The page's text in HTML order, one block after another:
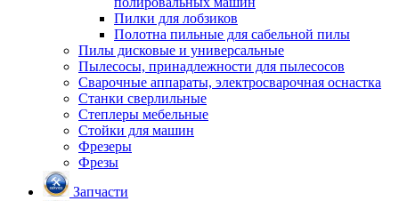
Пилки для лобзиков
Полотна пильные для сабельной пилы
Пилы дисковые и универсальные
Пылесосы, принадлежности для пылесосов
Сварочные аппараты, электросварочная оснастка
Станки сверлильные
Степлеры мебельные
Стойки для машин
Фрезеры
Фрезы
Запчасти